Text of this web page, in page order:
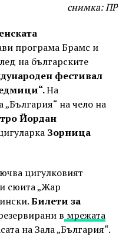
снимка: ПР
програма Брамс и
на българските
фестивал
На
на чело на
Йордан
Зорница
цигулковият
сюита „Жар
Билети за
в мрежата
на Зала „България“.